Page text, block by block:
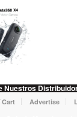
Nuestros
Cart Advertise